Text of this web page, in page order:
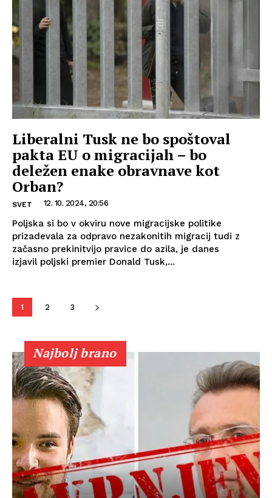
Liberalni Tusk ne bo spoštoval
pakta EU o migracijah – bo
deležen enake obravnave kot
Orban?
SVET 12. 10. 2024, 20:56
Poljska si bo v okviru nove migracijske politike
prizadevala za odpravo nezakonitih migracij tudi z
začasno prekinitvijo pravice do azila, je danes
izjavil poljski premier Donald Tusk,...
1 2 3
Najbolj brano